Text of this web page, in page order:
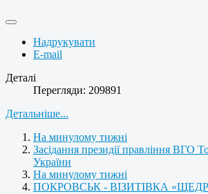
Надрукувати
E-mail
Деталі
Перегляди: 209891
Детальніше...
На минулому тижні
Засідання президії правління ВГО
України
На минулому тижні
ПОКРОВСЬК - ВІЗИТІВКА